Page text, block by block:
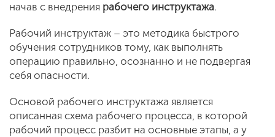
начав с внедрения рабочего инструктажа.
Рабочий инструктаж – это методика быстрого
обучения сотрудников тому, как выполнять
операцию правильно, осознанно и не подвергая
себя опасности.
Основой рабочего инструктажа является
описанная схема рабочего процесса, в которой
рабочий процесс разбит на основные этапы, а у